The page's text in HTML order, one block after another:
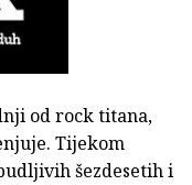
od rock titana,
Tijekom
šezdesetih i